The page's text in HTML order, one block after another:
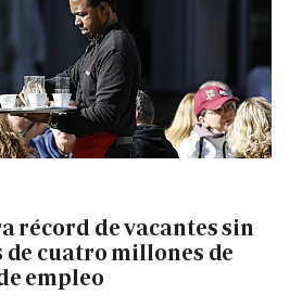
récord de vacantes sin
cuatro millones de
empleo